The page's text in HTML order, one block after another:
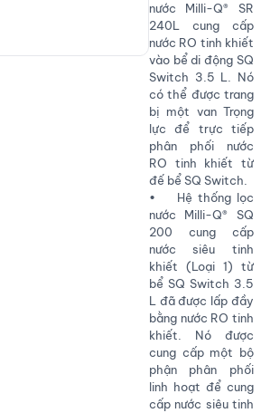
nước Milli-Q® SR
240L cung cấp
nước RO tinh khiết
vào bể di động SQ
Switch 3.5 L. Nó
có thể được trang
bị một van Trọng
lực để trực tiếp
phân phối nước
RO tinh khiết từ
đế bể SQ Switch.
• Hệ thống lọc
nước Milli-Q® SQ
200 cung cấp
nước siêu tinh
khiết (Loại 1) từ
bể SQ Switch 3.5
L đã được lấp đầy
bằng nước RO tinh
khiết. Nó được
cung cấp một bộ
phận phân phối
linh hoạt để cung
cấp nước siêu tinh